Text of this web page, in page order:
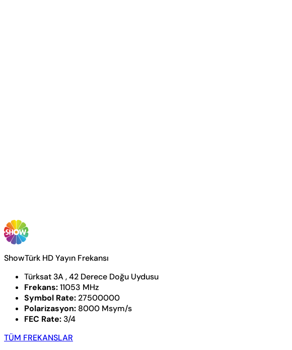
ShowTürk HD Yayın Frekansı
Türksat 3A , 42 Derece Doğu Uydusu
Frekans:11053 MHz
Symbol Rate: 27500000
Polarizasyon: 8000 Msym/s
FEC Rate: 3/4
TÜM FREKANSLAR